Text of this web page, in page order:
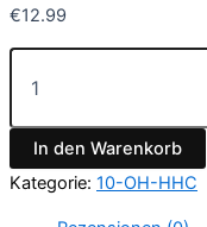
€12.99
10-
OH-
Blüte
Purple
In den Warenkorb
Kategorie: 10-OH-HHC